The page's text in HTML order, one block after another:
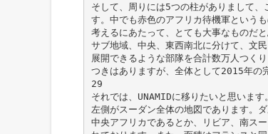
そして、周りには5つの柱がありまして
す。中でも赤色のアフリカ待機軍という
考えるにあたって、とても大事なものだ
サブ地域、中央、東西南北に分けて、文
展開できるような部隊を合計数万人つく
つきはありますが、全体として2015年の
29
それでは、UNAMIDに移りたいと思います。
左側がスーダン全体の地図であります。
中央アフリカであるとか、リビア、南ス